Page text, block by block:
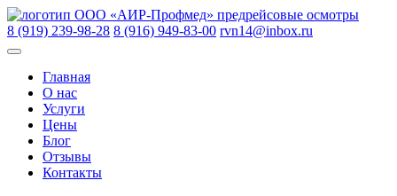
Skip
to
content
ООО «АИР-Профмед» предрейсовые осмотры
8 (919) 239-98-28 8 (916) 949-83-00 rvn14@inbox.ru
Главная
О нас
Услуги
Цены
Блог
Отзывы
Контакты